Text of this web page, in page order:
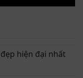
gỗ óc chó
giản nhưng vẫn
đường nét mượt
hiện đại nhất